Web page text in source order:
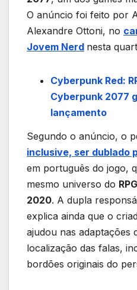
O anúncio foi feito por
Alexandre Ottoni, no
Jovem Nerd nesta
Cyberpunk Red:
Cyberpunk 2077
lançamento
Segundo o anúncio, o
inclusive, ser dublado
em português do jogo,
mesmo universo do
2020. A dupla
explica ainda que o
ajudou nas adaptações
localização das falas,
bordões originais do